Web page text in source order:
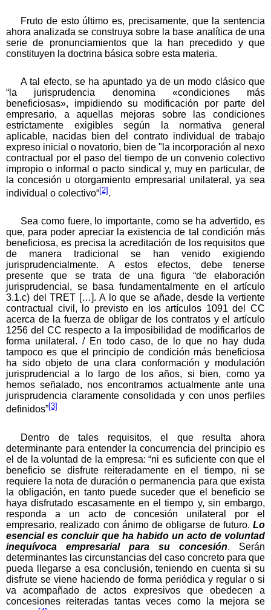
Fruto de esto último es, precisamente, que la sentencia
ahora analizada se construya sobre la base analítica de una
serie de pronunciamientos que la han precedido y que
constituyen la doctrina básica sobre esta materia.
A tal efecto, se ha apuntado ya de un modo clásico que
“la jurisprudencia denomina «condiciones más
beneficiosas», impidiendo su modificación por parte del
empresario, a aquellas mejoras sobre las condiciones
estrictamente exigibles según la normativa general
aplicable, nacidas bien del contrato individual de trabajo
expreso inicial o novatorio, bien de "la incorporación al nexo
contractual por el paso del tiempo de un convenio colectivo
impropio o informal o pacto sindical y, muy en particular, de
la concesión u otorgamiento empresarial unilateral, ya sea
individual o colectivo“[2] .
Sea como fuere, lo importante, como se ha advertido, es
que, para poder apreciar la existencia de tal condición más
beneficiosa, es precisa la acreditación de los requisitos que
de manera tradicional se han venido exigiendo
jurisprudencialmente. A estos efectos, debe tenerse
presente que se trata de una figura “de elaboración
jurisprudencial, se basa fundamentalmente en el artículo
3.1.c) del TRET […]. A lo que se añade, desde la vertiente
contractual civil, lo previsto en los artículos 1091 del CC
acerca de la fuerza de obligar de los contratos y el artículo
1256 del CC respecto a la imposibilidad de modificarlos de
forma unilateral. / En todo caso, de lo que no hay duda
tampoco es que el principio de condición más beneficiosa
ha sido objeto de una clara conformación y modulación
jurisprudencial a lo largo de los años, si bien, como ya
hemos señalado, nos encontramos actualmente ante una
jurisprudencia claramente consolidada y con unos perfiles
definidos”[3]
Dentro de tales requisitos, el que resulta ahora
determinante para entender la concurrencia del principio es
el de la voluntad de la empresa: “ni es suficiente con que el
beneficio se disfrute reiteradamente en el tiempo, ni se
requiere la nota de duración o permanencia para que exista
la obligación, en tanto puede suceder que el beneficio se
haya disfrutado escasamente en el tiempo y, sin embargo,
responda a un acto de concesión unilateral por el
empresario, realizado con ánimo de obligarse de futuro. Lo
esencial es concluir que ha habido un acto de voluntad
inequívoca empresarial para su concesión. Serán
determinantes las circunstancias del caso concreto para que
pueda llegarse a esa conclusión, teniendo en cuenta si su
disfrute se viene haciendo de forma periódica y regular o si
va acompañado de actos expresivos que obedecen a
concesiones reiteradas tantas veces como la mejora se